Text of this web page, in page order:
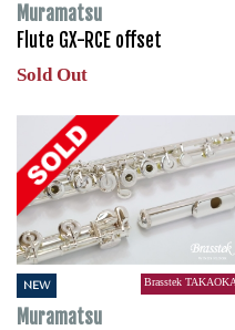
Muramatsu
Flute GX-RCE offset
Sold Out
NEW Brasstek TAKAOKA
Muramatsu